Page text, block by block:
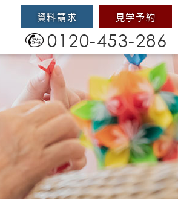
資料請求 見学予約
0120-453-286